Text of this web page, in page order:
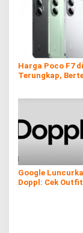
Harga Poco F7
Terungkap,
Google
Doppl: Cek